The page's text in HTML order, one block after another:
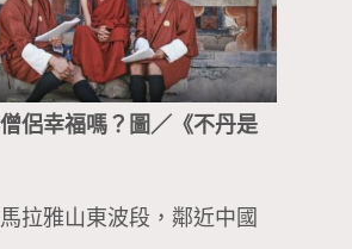
侶幸福嗎？圖／《不丹是
拉雅山東波段，鄰近中國